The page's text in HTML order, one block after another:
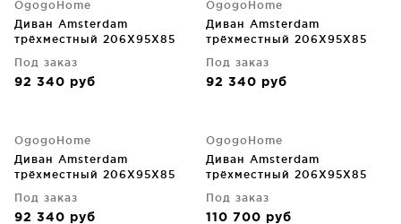
OgogoHome
Диван Amsterdam
трёхместный 206X95X85
Под заказ
92 340 руб
OgogoHome
Диван Amsterdam
трёхместный 206X95X85
Под заказ
92 340 руб
OgogoHome
Диван Amsterdam
трёхместный 206X95X85
Под заказ
92 340 руб
OgogoHome
Диван Amsterdam
трёхместный 206X95X85
Под заказ
110 700 руб